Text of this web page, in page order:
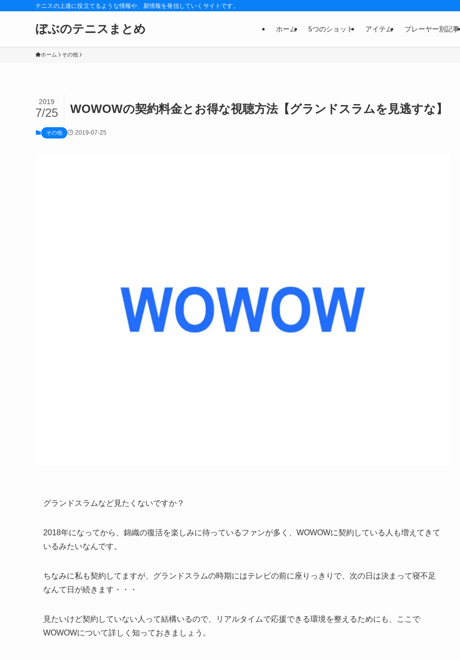
テニスの上達に役立てるような情報や、新情報を発信していくサイトです。
ぼぶのテニスまとめ ホーム 5つのショット アイテム プレーヤー別記事
ホーム その他
WOWOWの契約料金とお得な視聴方法【グランドスラムを見逃すな】
2019
7/25
その他 2019-07-25
グランドスラムなど見たくないですか？
2018年になってから、錦織の復活を楽しみに待っているファンが多く、WOWOWに契約している人も増えてきて
いるみたいなんです。
ちなみに私も契約してますが、グランドスラムの時期にはテレビの前に座りっきりで、次の日は決まって寝不足
なんて日が続きます・・・
見たいけど契約していない人って結構いるので、リアルタイムで応援できる環境を整えるためにも、ここで
WOWOWについて詳しく知っておきましょう。